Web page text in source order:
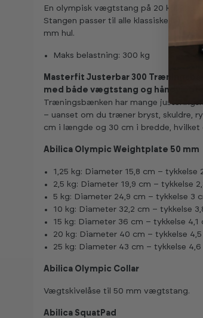
En olympisk vægtstang på 20 kg, 220
Stangen passer til alle klassiske løft
mm hul.
Maks belastning: 300 kg
Masterfit Justerbar 300
med både vægtstang og håndvægte.
Træningsbænken har mange
– uanset om du træner bryst, skuldre,
cm i længde og 30 cm i bredde, hvilket
Abilica Olympic Weightplate 50 mm
1,25 kg: Diameter 15,8 cm – tykkelse
2,5 kg: Diameter 19,9 cm – tykkelse
5 kg: Diameter 24,9 cm – tykkelse 3
10 kg: Diameter 32,2 cm – tykkelse
15 kg: Diameter 36 cm – tykkelse 4,1
20 kg: Diameter 40 cm – tykkelse
25 kg: Diameter 43 cm – tykkelse 4,6
Abilica Olympic Collar
Vægtskivelåse til 50 mm vægtstang.
Abilica SquatPad